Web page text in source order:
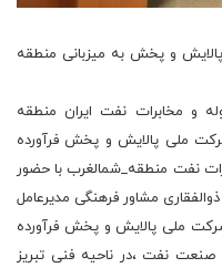
و پخش به میزبانی منطقه
و مخابرات نفت ایران منطقه
ملی پالایش و پخش فرآورده
نفت منطقه_شمالغرب با حضور
مشاور فرهنگی مدیرعامل
ملی پالایش و پخش فرآورده
های نفتی ایران و ائمه جماعات منطقه ۵ صنعت نفت ،در ناحیه فنی تبریز